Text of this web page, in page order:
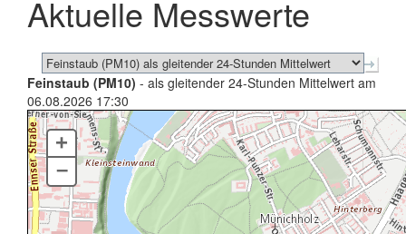
schließen
Aktuelle Messwerte
Feinstaub (PM10) - als gleitender 24-Stunden Mittelwert am
06.08.2026 17:30
+
–